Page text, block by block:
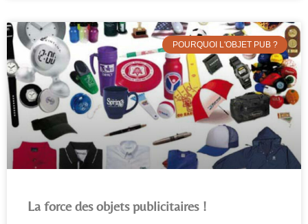
POURQUOI L'OBJET PUB ?
La force des objets publicitaires !